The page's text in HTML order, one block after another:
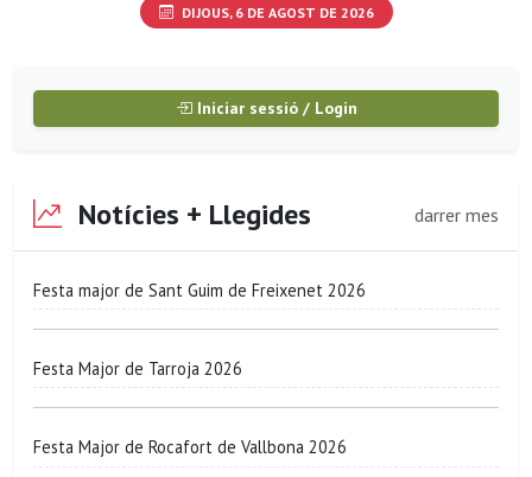
DIJOUS, 6 DE AGOST DE 2026
Iniciar sessió / Login
Notícies + Llegides darrer mes
Festa major de Sant Guim de Freixenet 2026
Festa Major de Tarroja 2026
Festa Major de Rocafort de Vallbona 2026